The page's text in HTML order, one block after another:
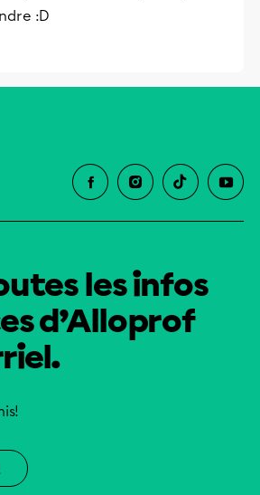
:D
les infos
d’Alloprof